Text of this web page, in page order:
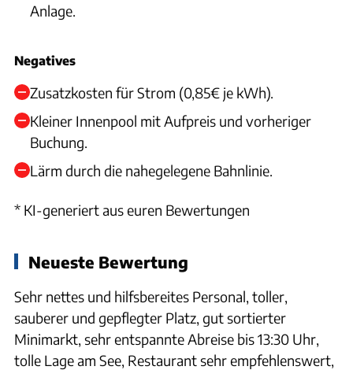
Anlage.
Negatives
Zusatzkosten für Strom (0,85€ je kWh).
Kleiner Innenpool mit Aufpreis und vorheriger
Buchung.
Lärm durch die nahegelegene Bahnlinie.
* KI-generiert aus euren Bewertungen
Neueste Bewertung
Sehr nettes und hilfsbereites Personal, toller,
sauberer und gepflegter Platz, gut sortierter
Minimarkt, sehr entspannte Abreise bis 13:30 Uhr,
tolle Lage am See, Restaurant sehr empfehlenswert,